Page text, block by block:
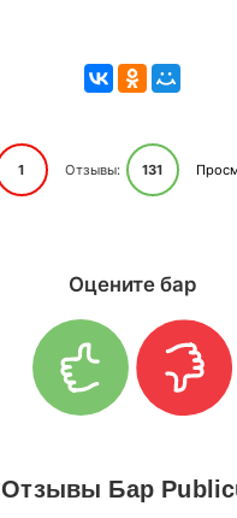
1 Отзывы: 131
Оцените бар
Отзывы Бар